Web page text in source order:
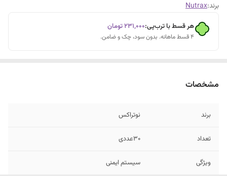
برند:Nutrax
هر قسط با ترب‌پی:۲۳۱٬۰۰۰تومان
۴ قسط ماهانه. بدون سود، چک و ضامن.
مشخصات
برند نوتراکس
تعداد 30عددی
ویژگی سیستم ایمنی